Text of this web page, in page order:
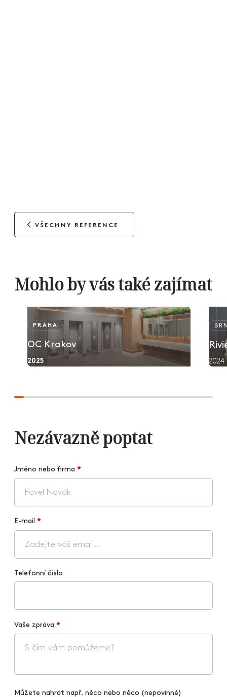
VŠECHNY REFERENCE
Mohlo by vás také zajímat
OC Krakov
2025
PRAHA
2024
Nezávazně poptat
Jméno nebo firma *
E-mail *
Telefonní číslo
Vaše zpráva *
Můžete nahrát např. něco nebo něco (nepovinné)